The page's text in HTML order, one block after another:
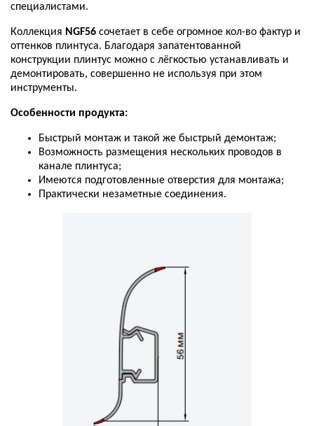
специалистами.
Коллекция NGF56 сочетает в себе огромное кол-во фактур и
оттенков плинтуса. Благодаря запатентованной
конструкции плинтус можно с лёгкостью устанавливать и
демонтировать, совершенно не используя при этом
инструменты.
Особенности продукта:
Быстрый монтаж и такой же быстрый демонтаж;
Возможность размещения нескольких проводов в
канале плинтуса;
Имеются подготовленные отверстия для монтажа;
Практически незаметные соединения.